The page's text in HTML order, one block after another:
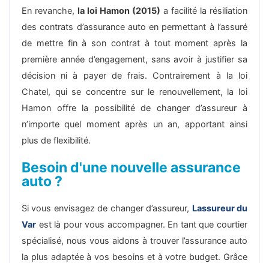
En revanche, la loi Hamon (2015) a facilité la résiliation
des contrats d’assurance auto en permettant à l’assuré
de mettre fin à son contrat à tout moment après la
première année d’engagement, sans avoir à justifier sa
décision ni à payer de frais. Contrairement à la loi
Chatel, qui se concentre sur le renouvellement, la loi
Hamon offre la possibilité de changer d’assureur à
n’importe quel moment après un an, apportant ainsi
plus de flexibilité.
Besoin d'une nouvelle assurance
auto ?
Si vous envisagez de changer d’assureur, Lassureur du
Var est là pour vous accompagner. En tant que courtier
spécialisé, nous vous aidons à trouver l’assurance auto
la plus adaptée à vos besoins et à votre budget. Grâce